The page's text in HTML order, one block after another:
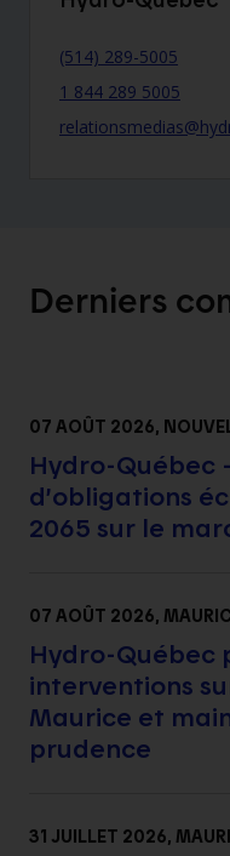
(514) 289-5005
1 844 289 5005
Derniers
07 AOÛT 2026,
Hydro-Québec
d’obligations
2065 sur le
07 AOÛT 2026,
Hydro-Québec
interventions
Maurice et
prudence
31 JUILLET 2026,